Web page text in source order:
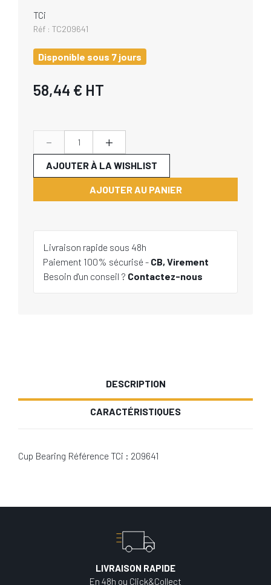
TCi
Réf : TC209641
Disponible sous 7 jours
58,44 € HT
- +
AJOUTER AU PANIER
AJOUTER À LA WISHLIST
Livraison rapide sous 48h
Paiement 100% sécurisé - CB, Virement
Besoin d'un conseil ? Contactez-nous
DESCRIPTION
CARACTÉRISTIQUES
Cup Bearing Référence TCi : 209641
LIVRAISON RAPIDE
En 48h ou Click&Collect